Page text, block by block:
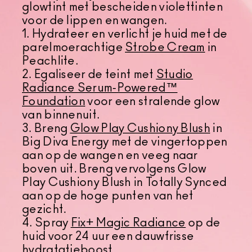
glowtint met bescheiden violettinten
voor de lippen en wangen.
1. Hydrateer en verlicht je huid met de
parelmoerachtige Strobe Cream in
Peachlite.
2. Egaliseer de teint met Studio
Radiance Serum-Powered™
Foundation voor een stralende glow
van binnenuit.
3. Breng Glow Play Cushiony Blush in
Big Diva Energy met de vingertoppen
aan op de wangen en veeg naar
boven uit. Breng vervolgens Glow
Play Cushiony Blush in Totally Synced
aan op de hoge punten van het
gezicht.
4. Spray Fix+ Magic Radiance op de
huid voor 24 uur een dauwfrisse
hydratatieboost